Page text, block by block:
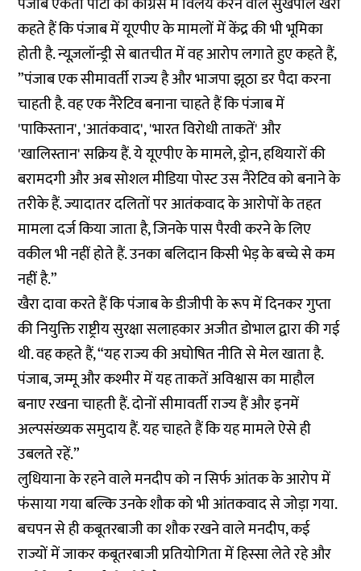
कहते हैं कि पंजाब में यूएपीए के मामलों में केंद्र की भी भूमिका
होती है. न्यूज़लॉन्ड्री से बातचीत में वह आरोप लगाते हुए कहते हैं,
”पंजाब एक सीमावर्ती राज्य है और भाजपा झूठा डर पैदा करना
चाहती है. वह एक नैरेटिव बनाना चाहते हैं कि पंजाब में
'पाकिस्तान', 'आतंकवाद', 'भारत विरोधी ताकतें' और
'खालिस्तान' सक्रिय हैं. ये यूएपीए के मामले, ड्रोन, हथियारों की
बरामदगी और अब सोशल मीडिया पोस्ट उस नैरेटिव को बनाने के
तरीके हैं. ज्यादातर दलितों पर आतंकवाद के आरोपों के तहत
मामला दर्ज किया जाता है, जिनके पास पैरवी करने के लिए
वकील भी नहीं होते हैं. उनका बलिदान किसी भेड़ के बच्चे से कम
नहीं है.”
खैरा दावा करते हैं कि पंजाब के डीजीपी के रूप में दिनकर गुप्ता
की नियुक्ति राष्ट्रीय सुरक्षा सलाहकार अजीत डोभाल द्वारा की गई
थी. वह कहते हैं, “यह राज्य की अघोषित नीति से मेल खाता है.
पंजाब, जम्मू और कश्मीर में यह ताकतें अविश्वास का माहौल
बनाए रखना चाहती हैं. दोनों सीमावर्ती राज्य हैं और इनमें
अल्पसंख्यक समुदाय हैं. यह चाहते हैं कि यह मामले ऐसे ही
उबलते रहें.”
लुधियाना के रहने वाले मनदीप को न सिर्फ आंतक के आरोप में
फंसाया गया बल्कि उनके शौक को भी आंतकवाद से जोड़ा गया.
बचपन से ही कबूतरबाजी का शौक रखने वाले मनदीप, कई
राज्यों में जाकर कबूतरबाजी प्रतियोगिता में हिस्सा लेते रहे और